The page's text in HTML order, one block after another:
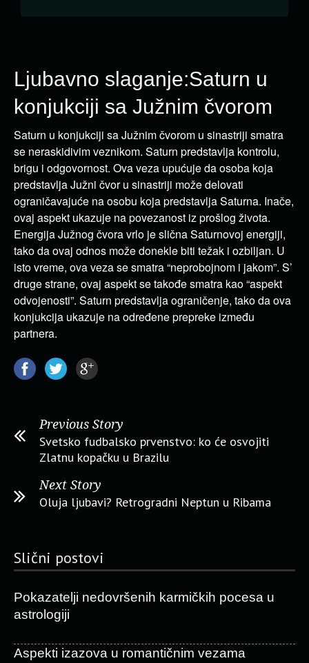
Ljubavno slaganje:Saturn u
konjukciji sa Južnim čvorom
Saturn u konjukciji sa Južnim čvorom u sinastriji smatra
se neraskidivim veznikom. Saturn predstavlja kontrolu,
brigu i odgovornost. Ova veza upućuje da osoba koja
predstavlja Južni čvor u sinastriji može delovati
ograničavajuće na osobu koja predstavlja Saturna. Inače,
ovaj aspekt ukazuje na povezanost iz prošlog života.
Energija Južnog čvora vrlo je slična Saturnovoj energiji,
tako da ovaj odnos može donekle biti težak i ozbiljan. U
isto vreme, ova veza se smatra “neprobojnom i jakom”. S’
druge strane, ovaj aspekt se takođe smatra kao “aspekt
odvojenosti”. Saturn predstavlja ograničenje, tako da ova
konjukcija ukazuje na određene prepreke između
partnera.
Previous Story
Svetsko fudbalsko prvenstvo: ko će osvojiti
Zlatnu kopačku u Brazilu
Next Story
Oluja ljubavi? Retrogradni Neptun u Ribama
Slični postovi
Pokazatelji nedovršenih karmičkih pocesa u
astrologiji
Aspekti izazova u romantičnim vezama